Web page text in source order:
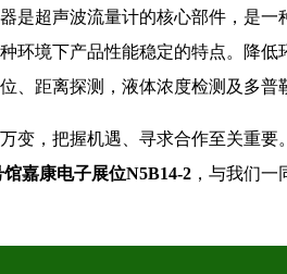
是超声波流量计的核心部件，是
环境下产品性能稳定的特点。降
、距离探测，液体浓度检测及多普
变，把握机遇、寻求合作至关重
嘉康电子展位N5B14-2 ，与我们